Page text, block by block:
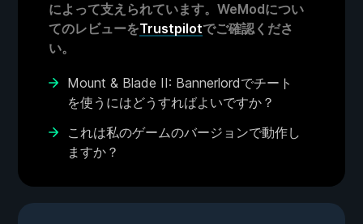
によって支えられています。WeModについ
てのレビューをTrustpilotでご確認くださ
い。
Mount & Blade II: Bannerlordでチート
を使うにはどうすればよいですか？
これは私のゲームのバージョンで動作し
ますか？